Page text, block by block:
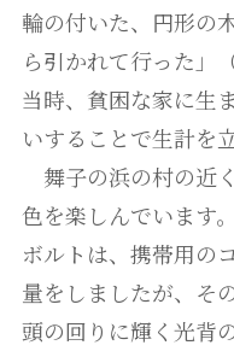
輪の付いた、円形の
ら引かれて行った」
当時、貧困な家に生
いすることで生計を
舞子の浜の村の近
色を楽しんでいます
ボルトは、携帯用の
量をしましたが、そ
頭の回りに輝く光背